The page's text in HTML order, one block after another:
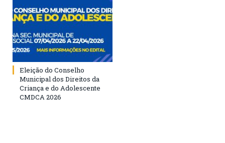
Eleição do Conselho
Municipal dos Direitos da
Criança e do Adolescente
CMDCA 2026